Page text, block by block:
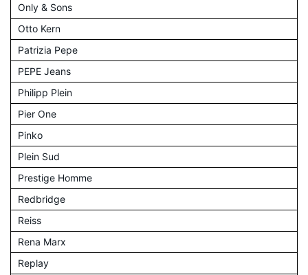
Only & Sons
Otto Kern
Patrizia Pepe
PEPE Jeans
Philipp Plein
Pier One
Pinko
Plein Sud
Prestige Homme
Redbridge
Reiss
Rena Marx
Replay